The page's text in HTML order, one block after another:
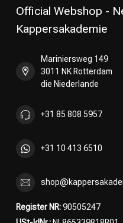
Official Webshop -
Kappersakademie
Mariniersweg 149
3011 NK Rotterdam
die Niederlande
+31 85 808 5957
+31 10 413 6510
Register NR:90505247